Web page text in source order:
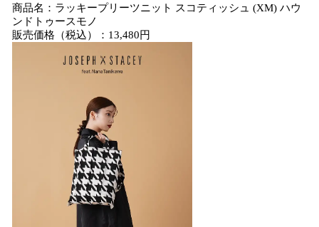
商品名：ラッキープリーツニット スコティッシュ (XM) ハウ
ンドトゥースモノ
販売価格（税込）：13,480円